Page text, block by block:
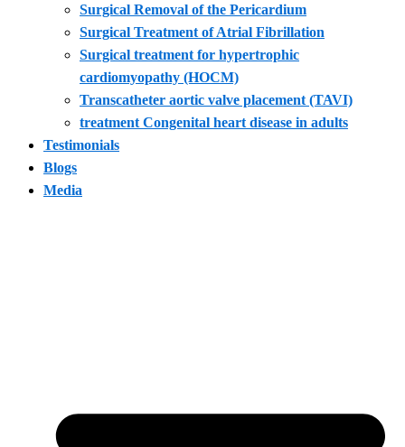
Surgical Removal of the Pericardium
Surgical Treatment of Atrial Fibrillation
Surgical treatment for hypertrophic
cardiomyopathy (HOCM)
Transcatheter aortic valve placement (TAVI)
treatment Congenital heart disease in adults
Testimonials
Blogs
Media